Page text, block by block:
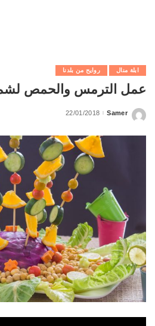
ابلة منال روايح من بلدنا
عمل الترمس والحمص
Posted
Samer
22/01/2018